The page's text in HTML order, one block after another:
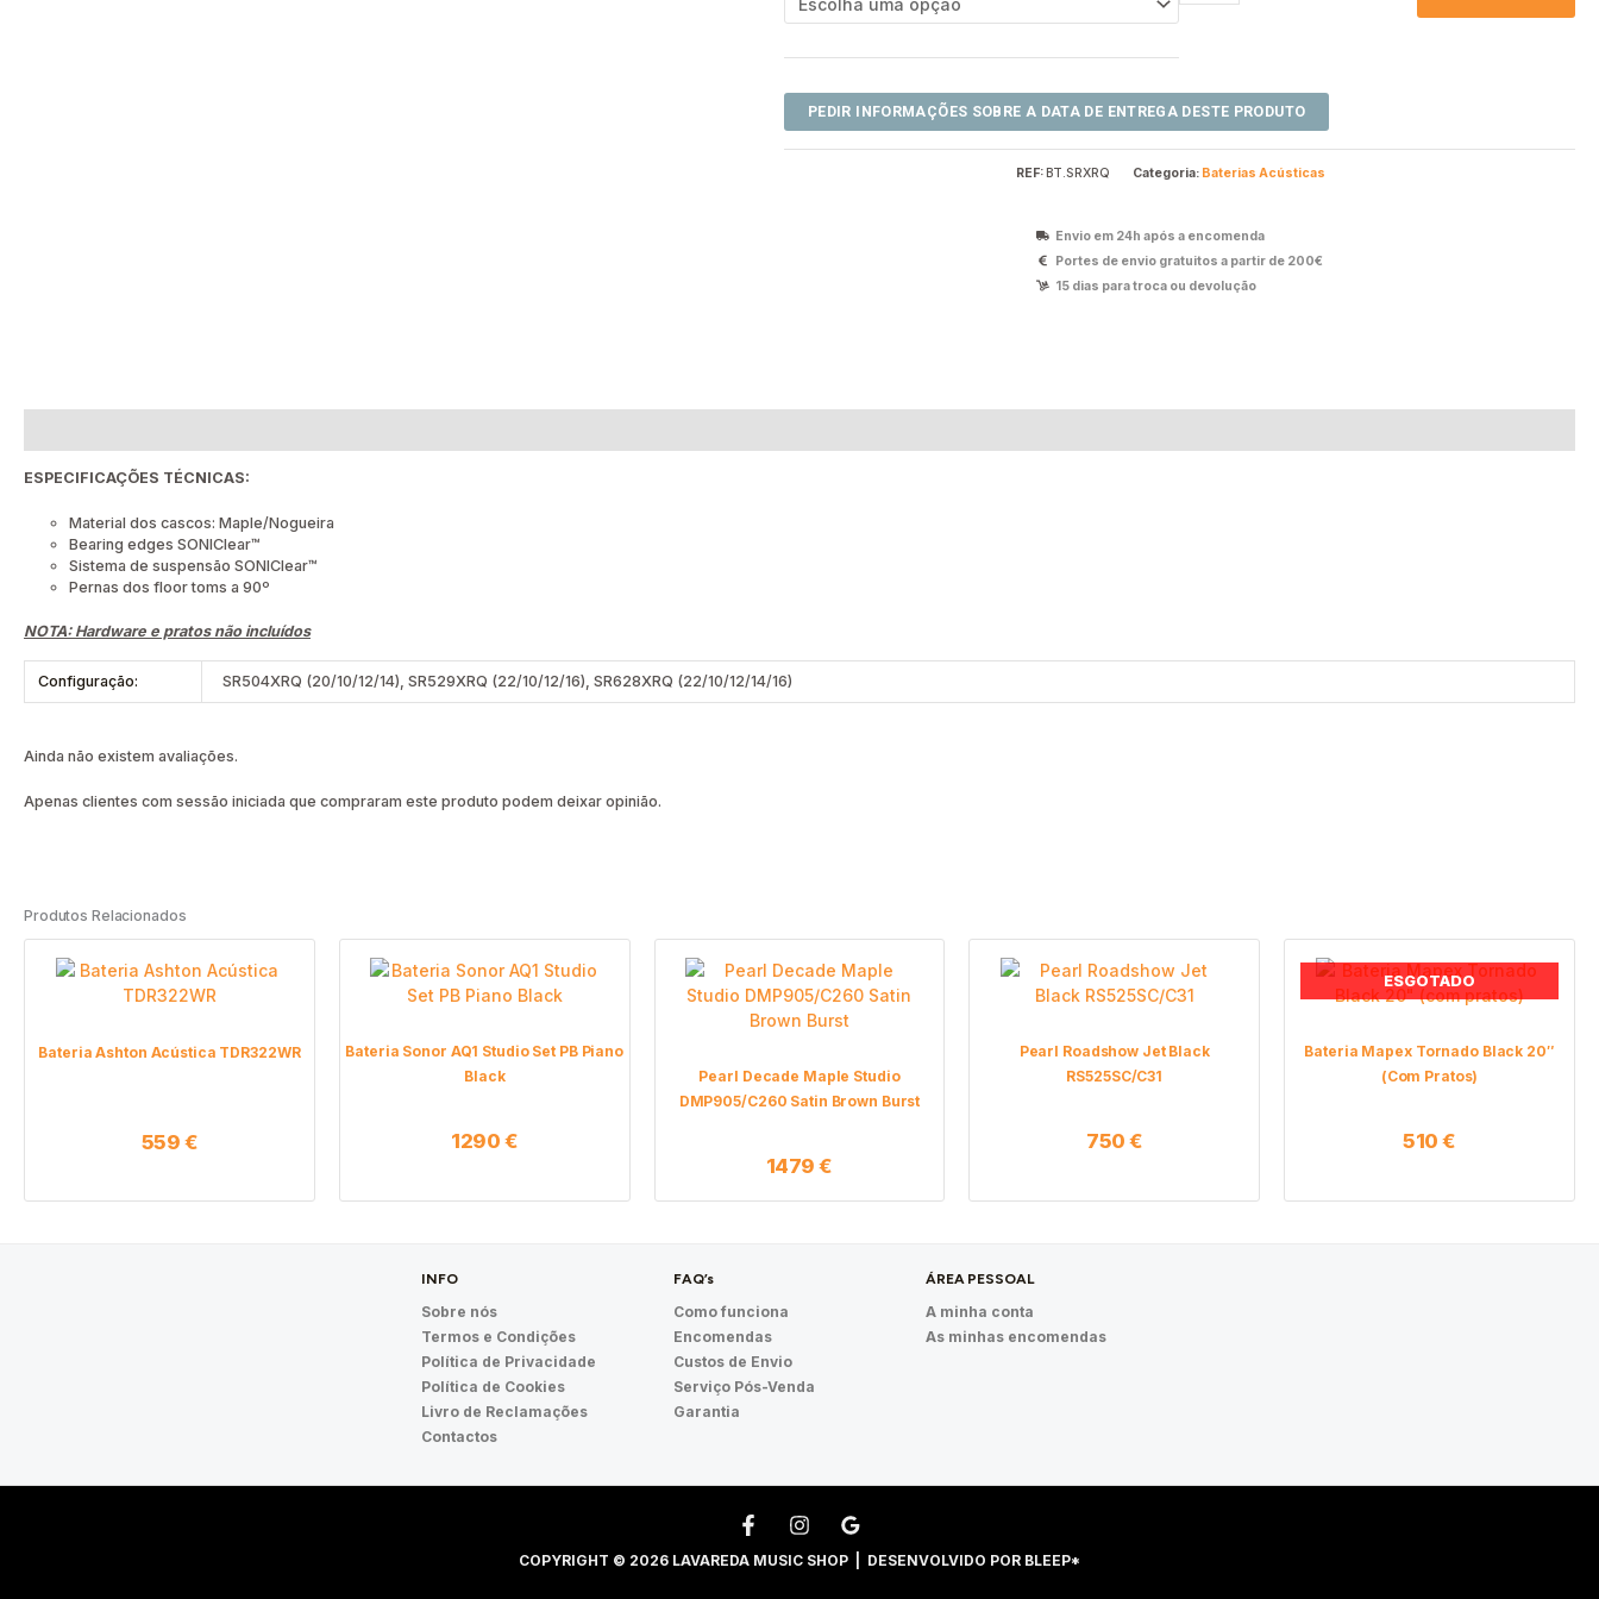
REF: BT.SRXRQ Categoria: Baterias Acústicas
Envio em 24h após a encomenda
Portes de envio gratuitos a partir de 200€
15 dias para troca ou devolução
ESPECIFICAÇÕES TÉCNICAS:
Material dos cascos: Maple/Nogueira
Bearing edges SONIClear™
Sistema de suspensão SONIClear™
Pernas dos floor toms a 90º
NOTA: Hardware e pratos não incluídos
Configuração: SR504XRQ (20/10/12/14), SR529XRQ (22/10/12/16), SR628XRQ (22/10/12/14/16)
Ainda não existem avaliações.
Apenas clientes com sessão iniciada que compraram este produto podem deixar opinião.
Produtos Relacionados
Bateria Ashton Acústica TDR322WR
559 €
Bateria Sonor AQ1 Studio Set PB Piano
Black
1290 €
Pearl Decade Maple Studio
DMP905/C260 Satin Brown Burst
1479€
Pearl Roadshow Jet Black
RS525SC/C31
750€
ESGOTADO
Bateria Mapex Tornado Black 20″
(com Pratos)
510€
INFO
Sobre nós
Termos e Condições
Política de Privacidade
Política de Cookies
Livro de Reclamações
Contactos
FAQ’s
Como funciona
Encomendas
Custos de Envio
Serviço Pós-Venda
Garantia
ÁREA PESSOAL
A minha conta
As minhas encomendas
COPYRIGHT © 2026 LAVAREDA MUSIC SHOP | DESENVOLVIDO POR BLEEP*